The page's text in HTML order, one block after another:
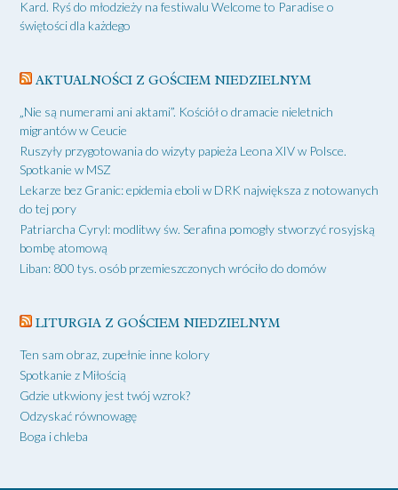
Kard. Ryś do młodzieży na festiwalu Welcome to Paradise o
świętości dla każdego
AKTUALNOŚCI Z GOŚCIEM NIEDZIELNYM
„Nie są numerami ani aktami”. Kościół o dramacie nieletnich
migrantów w Ceucie
Ruszyły przygotowania do wizyty papieża Leona XIV w Polsce.
Spotkanie w MSZ
Lekarze bez Granic: epidemia eboli w DRK największa z notowanych
do tej pory
Patriarcha Cyryl: modlitwy św. Serafina pomogły stworzyć rosyjską
bombę atomową
Liban: 800 tys. osób przemieszczonych wróciło do domów
LITURGIA Z GOŚCIEM NIEDZIELNYM
Ten sam obraz, zupełnie inne kolory
Spotkanie z Miłością
Gdzie utkwiony jest twój wzrok?
Odzyskać równowagę
Boga i chleba